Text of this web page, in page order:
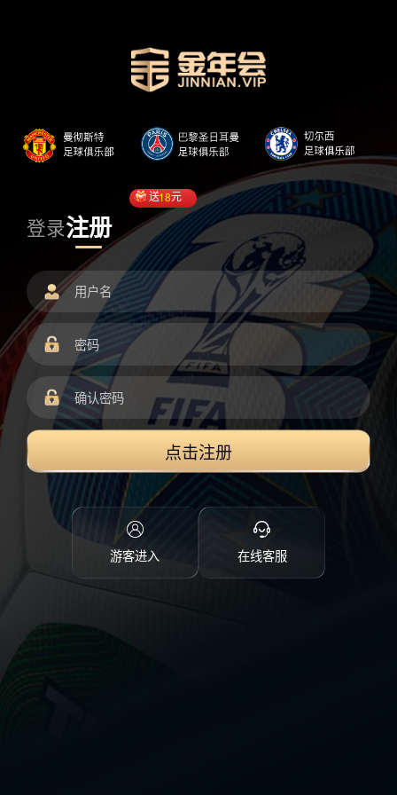
登录注册
送18元
点击注册
游客进入 在线客服